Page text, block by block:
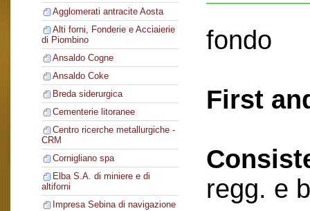
Agglomerati antracite Aosta
Alti forni, Fonderie e Acciaierie
di Piombino
Ansaldo Cogne
Ansaldo Coke
Breda siderurgica
Cementerie litoranee
Centro ricerche metallurgiche -
CRM
Cornigliano spa
Elba S.A. di miniere e di
altiforni
Impresa Sebina di navigazione
fondo
First
regg. e